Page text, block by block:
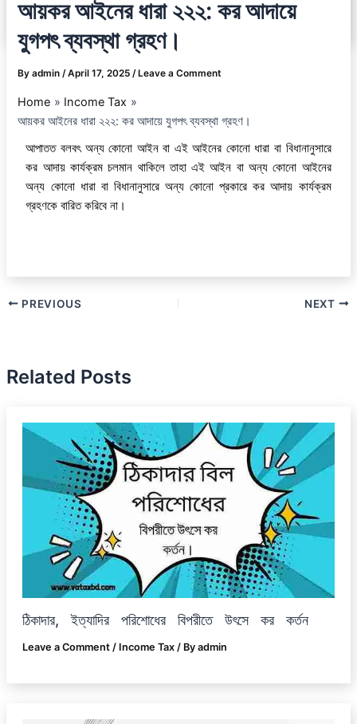
আয়কর আইনের ধারা ২২২: কর আদায়ে
যুগপৎ ব্যবস্থা গ্রহণ।
Byadmin /April 17, 2025 /Leave a Comment
Home
Income Tax
আয়কর আইনের ধারা ২২২: কর আদায়ে যুগপৎ ব্যবস্থা গ্রহণ।
আপাতত বলবৎ অন্য কোনো আইন বা এই আইনের কোনো ধারা বা বিধানানুসারে
কর আদায় কার্যক্রম চলমান থাকিলে তাহা এই আইন বা অন্য কোনো আইনের
অন্য কোনো ধারা বা বিধানানুসারে অন্য কোনো প্রকারে কর আদায় কার্যক্রম
গ্রহণকে বারিত করিবে না।
PREVIOUS NEXT
Related Posts
ঠিকাদার, ইত্যাদির পরিশোধের বিপরীতে উৎসে কর কর্তন
Leave a Comment / Income Tax/ By admin